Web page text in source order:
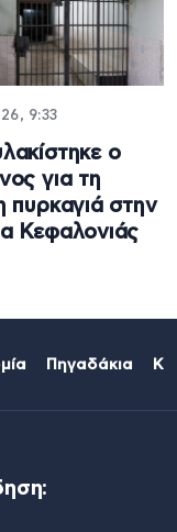
9:33
ο
για τη
πυρκαγιά στην
Κεφαλονιάς
Πηγαδάκια